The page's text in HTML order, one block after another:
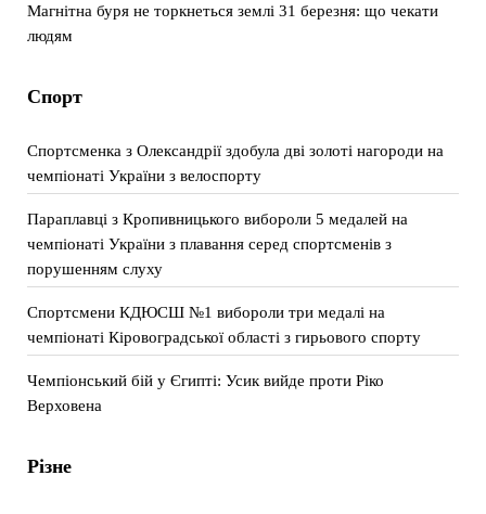
Магнітна буря не торкнеться землі 31 березня: що чекати
людям
Спорт
Спортсменка з Олександрії здобула дві золоті нагороди на
чемпіонаті України з велоспорту
Параплавці з Кропивницького вибороли 5 медалей на
чемпіонаті України з плавання серед спортсменів з
порушенням слуху
Спортсмени КДЮСШ №1 вибороли три медалі на
чемпіонаті Кіровоградської області з гирьового спорту
Чемпіонський бій у Єгипті: Усик вийде проти Ріко
Верховена
Різне